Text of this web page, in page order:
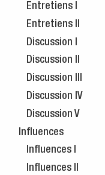
Entretiens I
Entretiens II
Discussion I
Discussion II
Discussion III
Discussion IV
Discussion V
Influences
Influences I
Influences II